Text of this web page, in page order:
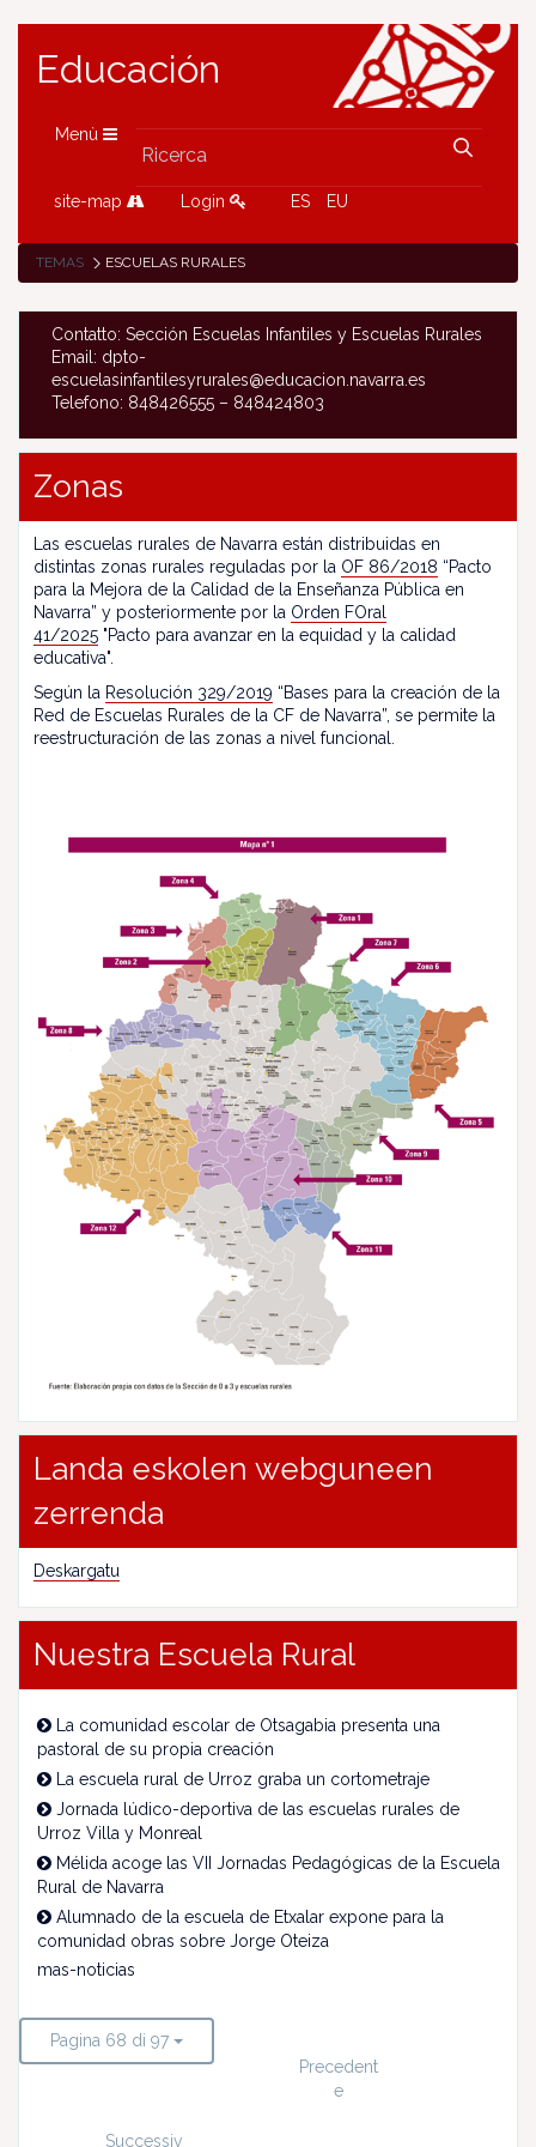
Educación
Menù
site-map Login ES EU
TEMAS ESCUELAS RURALES
Contatto: Sección Escuelas Infantiles y Escuelas Rurales
Email: dpto-
escuelasinfantilesyrurales@educacion.navarra.es
Telefono: 848426555 – 848424803
Zonas
Las escuelas rurales de Navarra están distribuidas en
distintas zonas rurales reguladas por la OF 86/2018 “Pacto
para la Mejora de la Calidad de la Enseñanza Pública en
Navarra” y posteriormente por la Orden FOral
41/2025 "Pacto para avanzar en la equidad y la calidad
educativa".
Según la Resolución 329/2019 “Bases para la creación de la
Red de Escuelas Rurales de la CF de Navarra”, se permite la
reestructuración de las zonas a nivel funcional.
Landa eskolen webguneen
zerrenda
Deskargatu
Nuestra Escuela Rural
La comunidad escolar de Otsagabia presenta una
pastoral de su propia creación
La escuela rural de Urroz graba un cortometraje
Jornada lúdico-deportiva de las escuelas rurales de
Urroz Villa y Monreal
Mélida acoge las VII Jornadas Pedagógicas de la Escuela
Rural de Navarra
Alumnado de la escuela de Etxalar expone para la
comunidad obras sobre Jorge Oteiza
mas-noticias
Pagina 68 di 97
Precedent
e
Successiv